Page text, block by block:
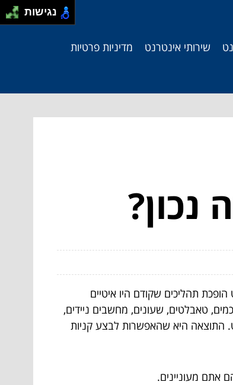
שירותי אינטרנט מדיניות פרטיות
נכון?
תהליכים שקודם היו איטיים
טאבלטים, שעונים, מחשבים ניידים,
התוצאה היא שהאפשרות לבצע קניות
אתם מעוניינים.
נגישות